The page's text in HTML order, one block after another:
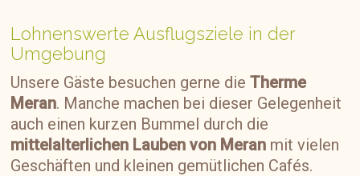
Lohnenswerte Ausflugsziele in der
Umgebung
Unsere Gäste besuchen gerne dieTherme
Meran. Manche machen bei dieser Gelegenheit
auch einen kurzen Bummel durch die
mittelalterlichen Lauben von Meran mit vielen
Geschäften und kleinen gemütlichen Cafés.